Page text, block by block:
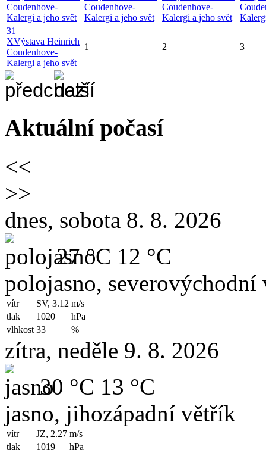
Coudenhove-
Kalergi a jeho svět
Coudenhove-
Kalergi a jeho svět
Coudenhove-
Kalergi a jeho svět
31
XVýstava Heinrich
Coudenhove-
Kalergi a jeho svět
1 2 3
Aktuální počasí
<<
>>
dnes, sobota 8. 8. 2026
27 °C 12 °C
polojasno, severovýchodní
vítr SV, 3.12 m/s
tlak
1020
hPa
vlhkost 33 %
zítra, neděle 9. 8. 2026
30 °C 13 °C
jasno, jihozápadní větřík
vítr JZ, 2.27 m/s
tlak
1019
hPa